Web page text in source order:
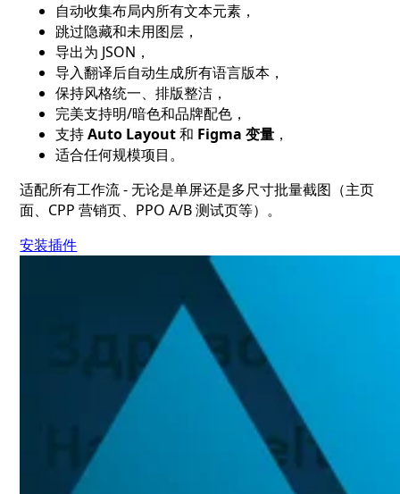
自动收集布局内所有文本元素，
跳过隐藏和未用图层，
导出为 JSON，
导入翻译后自动生成所有语言版本，
保持风格统一、排版整洁，
完美支持明/暗色和品牌配色，
支持Auto Layout和 Figma 变量 ，
适合任何规模项目。
适配所有工作流 - 无论是单屏还是多尺寸批量截图（主页
面、CPP 营销页、PPO A/B 测试页等）。
安装插件